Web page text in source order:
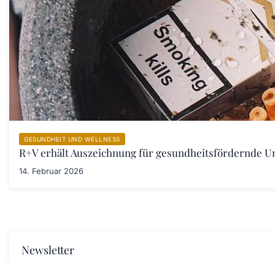
GESUNDHEIT UND WELLNESS
R+V erhält Auszeichnung für gesundheitsfördernde
14. Februar 2026
Newsletter